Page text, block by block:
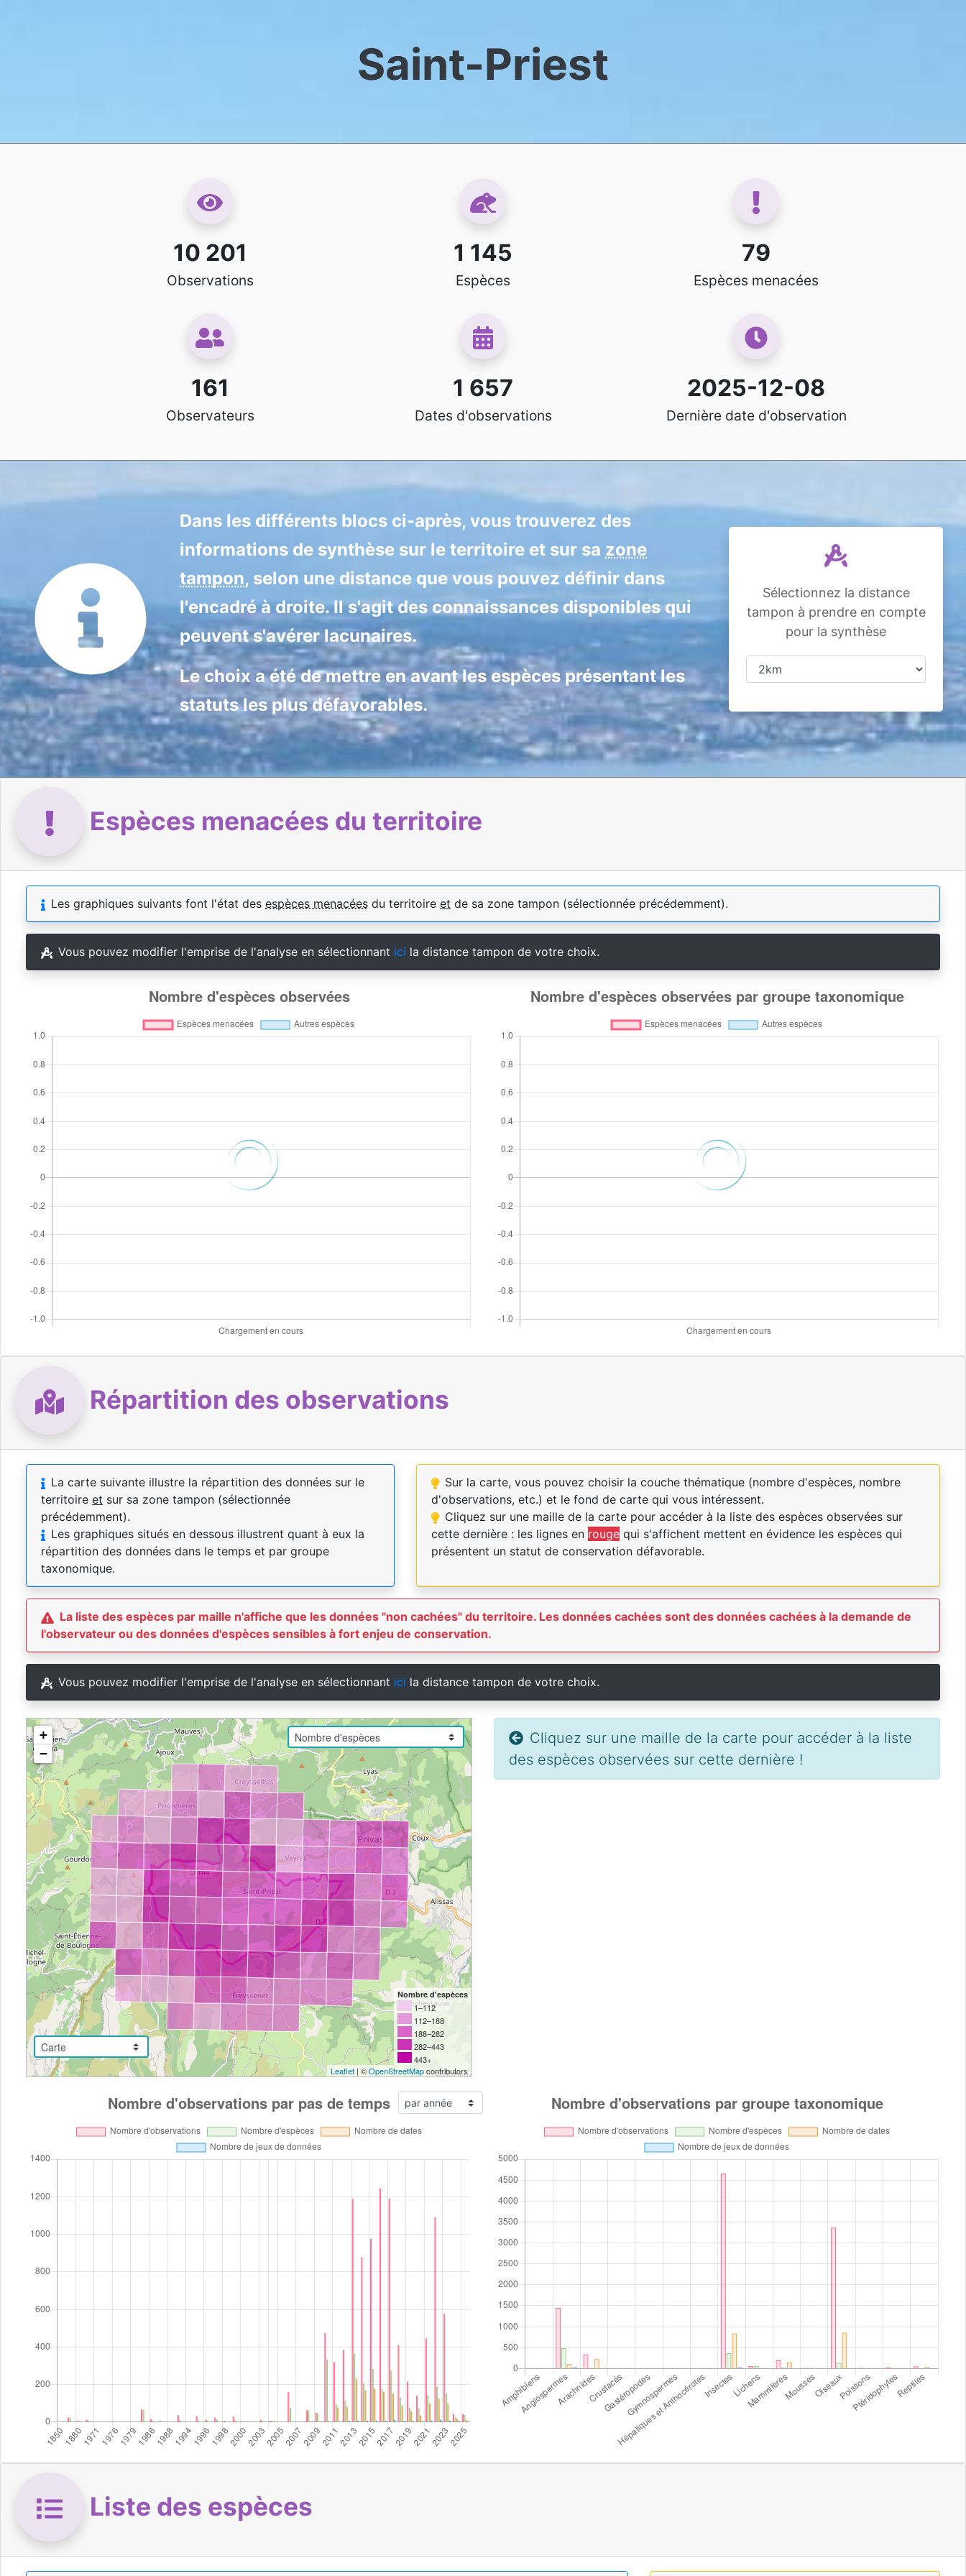
Saint-Priest
10 201
Observations
1 145
Espèces
79
Espèces menacées
161
Observateurs
1 657
Dates d'observations
2025-12-08
Dernière date d'observation
Dans les différents blocs ci-après, vous trouverez des
informations de synthèse sur le territoire et sur sa zone
tampon, selon une distance que vous pouvez définir dans
l'encadré à droite. Il s'agit des connaissances disponibles qui
peuvent s'avérer lacunaires.
Le choix a été de mettre en avant les espèces présentant les
statuts les plus défavorables.
Sélectionnez la distance
tampon à prendre en compte
pour la synthèse
Espèces menacées du territoire
Les graphiques suivants font l'état des espèces menacées du territoire et de sa zone tampon (sélectionnée précédemment).
Vous pouvez modifier l'emprise de l'analyse en sélectionnant ici la distance tampon de votre choix.
Répartition des observations
La carte suivante illustre la répartition des données sur le
territoire et sur sa zone tampon (sélectionnée
précédemment).
Les graphiques situés en dessous illustrent quant à eux la
répartition des données dans le temps et par groupe
taxonomique.
Sur la carte, vous pouvez choisir la couche thématique (nombre d'espèces, nombre
d'observations, etc.) et le fond de carte qui vous intéressent.
Cliquez sur une maille de la carte pour accéder à la liste des espèces observées sur
cette dernière : les lignes en rougequi s'affichent mettent en évidence les espèces qui
présentent un statut de conservation défavorable.
La liste des espèces par maille n'affiche que les données "non cachées" du territoire. Les données cachées sont des données cachées à la demande de
l'observateur ou des données d'espèces sensibles à fort enjeu de conservation.
Vous pouvez modifier l'emprise de l'analyse en sélectionnant ici la distance tampon de votre choix.
+
−
Nombre d'espèces
1–112
112–188
188–282
282–443
443+
Leaflet | ©OpenStreetMapcontributors
Cliquez sur une maille de la carte pour accéder à la liste
des espèces observées sur cette dernière !
Liste des espèces